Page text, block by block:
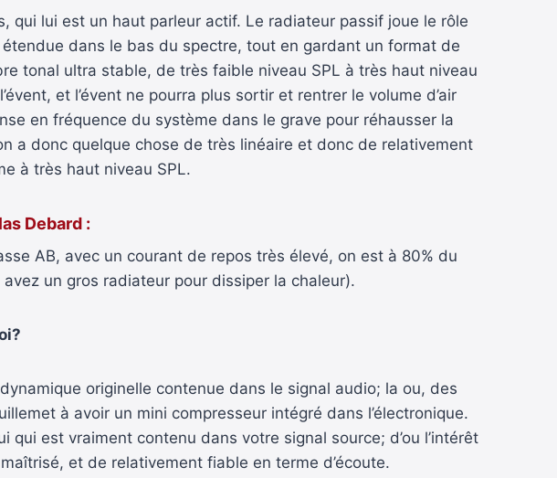
qui lui est un haut parleur actif. Le radiateur passif joue le rôle
dans le bas du spectre, tout en gardant un format de
tonal ultra stable, de très faible niveau SPL à très haut niveau
et l’évent ne pourra plus sortir et rentrer le volume d’air
en fréquence du système dans le grave pour réhausser la
a donc quelque chose de très linéaire et donc de relativement
à très haut niveau SPL.
Debard :
AB, avec un courant de repos très élevé, on est à 80% du
un gros radiateur pour dissiper la chaleur).
originelle contenue dans le signal audio; la ou, des
à avoir un mini compresseur intégré dans l’électronique.
est vraiment contenu dans votre signal source; d’ou l’intérêt
et de relativement fiable en terme d’écoute.